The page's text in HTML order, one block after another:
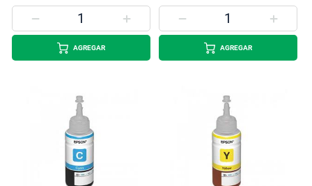
AGREGAR AGREGAR